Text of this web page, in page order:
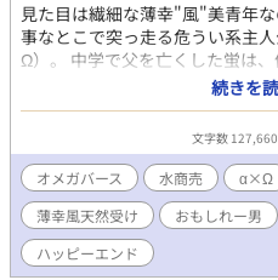
見た目は繊細な薄幸"風"美青年
事なとこで突っ走る危うい系主
Ω）。 中学で父を亡くした蛍は、
経済的困窮を理由に高校進学を
る事を決めた。青春を謳歌する
職場で頑張る蛍。 だが勤続5年
を理由とした人員削減の憂き目
む暇もなく再就職先を探す日々が
を理由に、なかなか採用になら
食い詰めてしまう） 思い詰めた
げな夜の店の募集広告に応募。
が、そこは男性客が男性客を接
続きを
文字数 127,660
オメガバース 水商売 α×Ω
薄幸風天然受け
おもしれー男
ハッピーエンド